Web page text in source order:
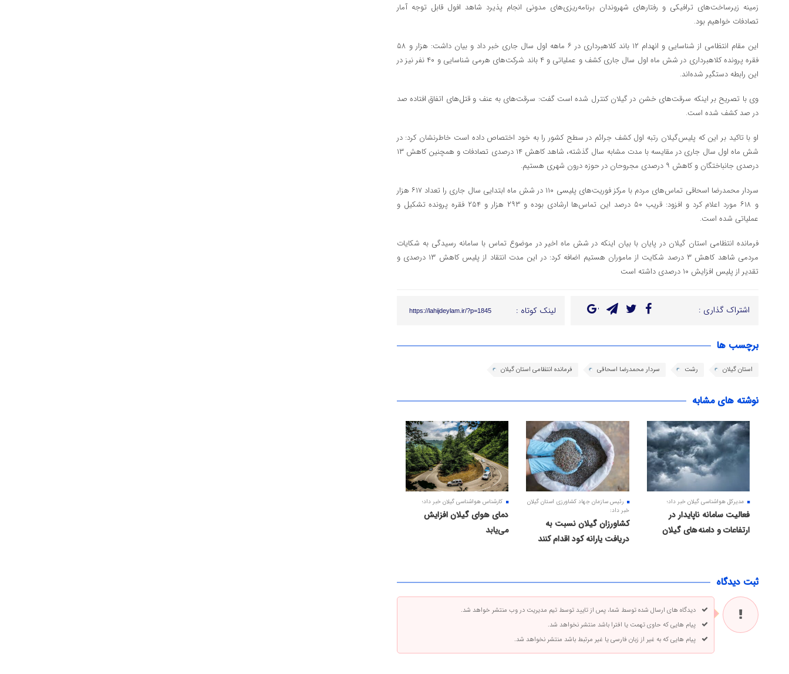
زمینه زیرساخت‌های ترافیکی و رفتار‌های شهروندان برنامه‌ریزی‌های مدونی انجام پذیرد شاهد افول قابل توجه آمار
تصادفات خواهیم بود.
این مقام انتظامی از شناسایی و انهدام ۱۲ باند کلاهبرداری در ۶ ماهه اول سال جاری خبر داد و بیان داشت: هزار و ۵۸
فقره پرونده کلاهبرداری در شش ماه اول سال جاری کشف و عملیاتی و ۴ باند شرکت‌های هرمی شناسایی و ۴۰ نفر نیز در
این رابطه دستگیر شده‌اند.
وی با تصریح بر اینکه سرقت‌های خشن در گیلان کنترل شده است گفت: سرقت‌های به عنف و قتل‌های اتفاق افتاده صد
در صد کشف شده است.
او با تاکید بر این که پلیس‌گیلان رتبه اول کشف جرائم در سطح کشور را به خود اختصاص داده است خاطرنشان کرد: در
شش ماه اول سال جاری در مقایسه با مدت مشابه سال گذشته، شاهد کاهش ۱۴ درصدی تصادفات و همچنین کاهش ۱۳
درصدی جانباختگان و کاهش ۹ درصدی مجروحان در حوزه درون شهری هستیم.
سردار محمدرضا اسحاقی تماس‌های مردم با مرکز فوریت‌های پلیسی ۱۱۰ در شش ماه ابتدایی سال جاری را تعداد ۶۱۷ هزار
و ۶۱۸ مورد اعلام کرد و افزود: قریب ۵۰ درصد این تماس‌ها ارشادی بوده و ۲۹۳ هزار و ۲۵۴ فقره پرونده تشکیل و
عملیاتی شده است.
فرمانده انتظامی استان گیلان در پایان با بیان اینکه در شش ماه اخیر در موضوع تماس با سامانه رسیدگی به شکایات
مردمی شاهد کاهش ۳ درصد شکایت از ماموران هستیم اضافه کرد: در این مدت انتقاد از پلیس کاهش ۱۳ درصدی و
تقدیر از پلیس افزایش ۱۰ درصدی داشته است
اشتراک گذاری : لینک کوتاه : https://lahijdeylam.ir/?p=1845
برچسب ها
استان گیلان رشت سردار محمدرضا اسحاقی فرمانده انتظامی استان گیلان
نوشته های مشابه
مدیرکل هواشناسی گیلان خبر داد؛
فعالیت سامانه ناپایدار در
ارتفاعات و دامنه های گیلان
رئیس سازمان جهاد کشاورزی استان گیلان
خبر داد:
کشاورزان گیلان نسبت به
دریافت یارانه کود اقدام کنند
کارشناس هواشناسی گیلان خبر داد؛
دمای هوای گیلان افزایش
می‌یابد
ثبت دیدگاه
دیدگاه های ارسال شده توسط شما، پس از تایید توسط تیم مدیریت در وب منتشر خواهد شد.
پیام هایی که حاوی تهمت یا افترا باشد منتشر نخواهد شد.
پیام هایی که به غیر از زبان فارسی یا غیر مرتبط باشد منتشر نخواهد شد.